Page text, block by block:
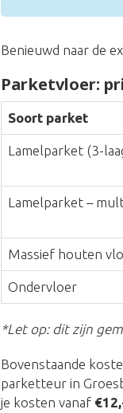
Benieuwd naar de
Parketvloer:
Soort parket
Lamelparket (3-
Lamelparket –
Massief houten
Ondervloer
*Let op: dit zijn
Bovenstaande
parketteur in
je kosten vanaf